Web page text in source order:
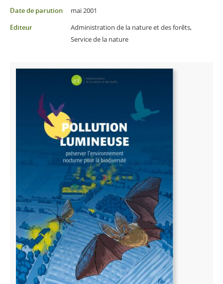
Date de parution
mai 2001
Editeur
Administration de la nature et des forêts,
Service de la nature